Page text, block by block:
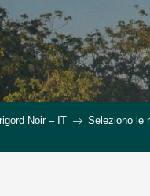
Noir – IT Seleziono le